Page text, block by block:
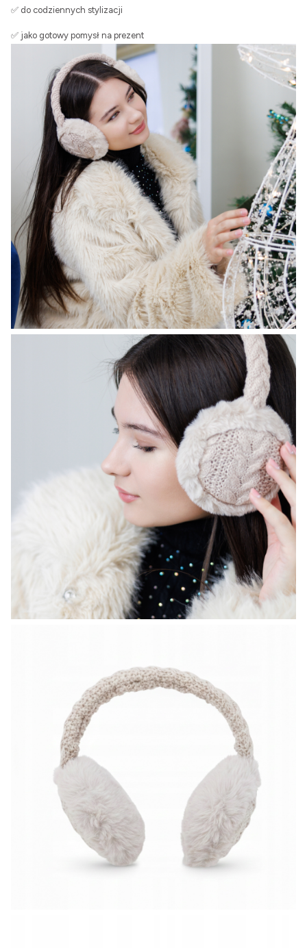
✅ do codziennych stylizacji
✅ jako gotowy pomysł na prezent